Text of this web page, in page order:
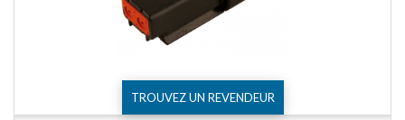
TROUVEZ UN REVENDEUR